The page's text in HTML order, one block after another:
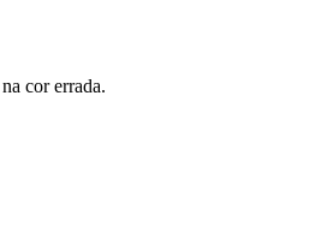
cor errada.